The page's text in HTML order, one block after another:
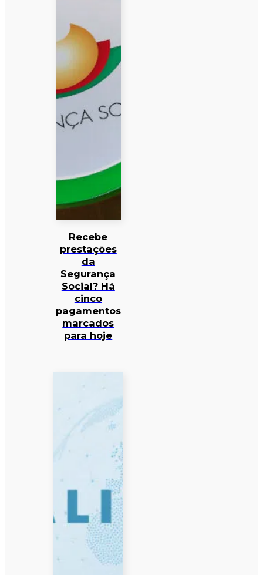
Recebe
prestações
da
Segurança
Social? Há
cinco
pagamentos
marcados
para hoje